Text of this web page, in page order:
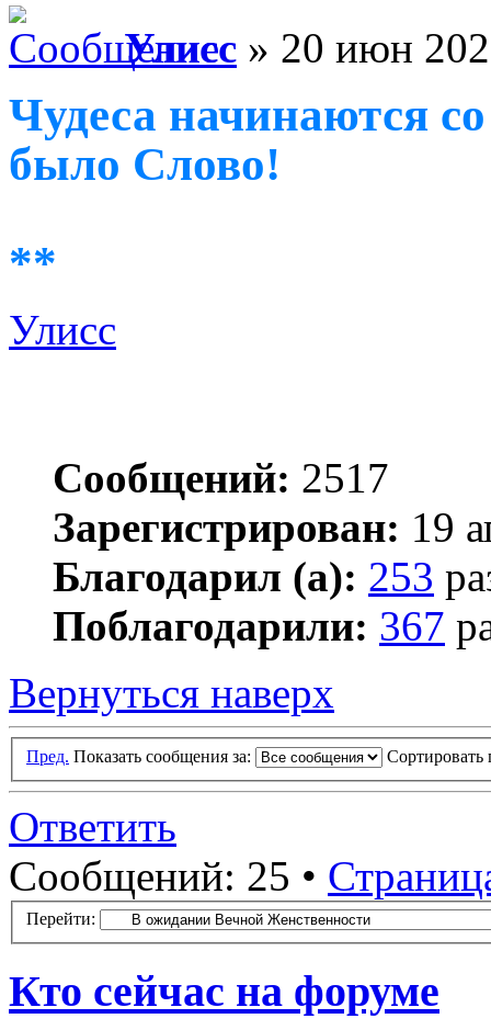
Улисс » 20 июн
Чудеса начинаются
было Слово!
**
Улисс
Сообщений: 2517
Зарегистрирован: 19
Благодарил (а): 253
Поблагодарили: 367
Вернуться наверх
Пред. Показать сообщения за: Сортировать
Ответить
Сообщений: 25 •
Перейти:
Кто сейчас на форуме